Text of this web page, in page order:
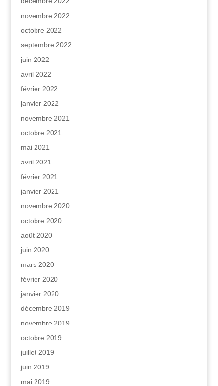
novembre 2022
octobre 2022
septembre 2022
juin 2022
avril 2022
février 2022
janvier 2022
novembre 2021
octobre 2021
mai 2021
avril 2021
février 2021
janvier 2021
novembre 2020
octobre 2020
août 2020
juin 2020
mars 2020
février 2020
janvier 2020
décembre 2019
novembre 2019
octobre 2019
juillet 2019
juin 2019
mai 2019